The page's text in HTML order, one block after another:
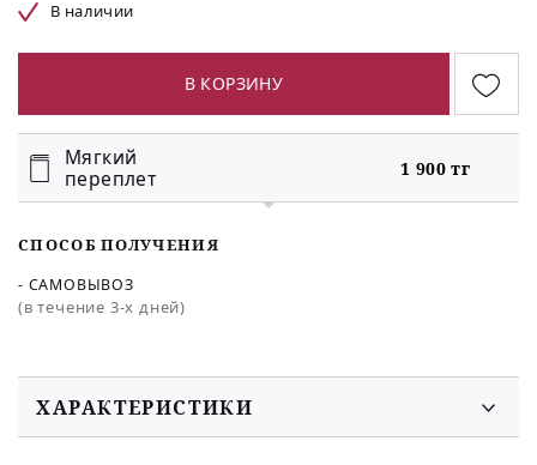
В наличии
В КОРЗИНУ
Мягкий
переплет
1 900 тг
СПОСОБ ПОЛУЧЕНИЯ
- САМОВЫВОЗ
(в течение 3-х дней)
ХАРАКТЕРИСТИКИ